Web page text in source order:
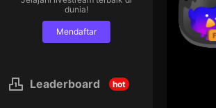
dunia!
Mendaftar
Leaderboard hot